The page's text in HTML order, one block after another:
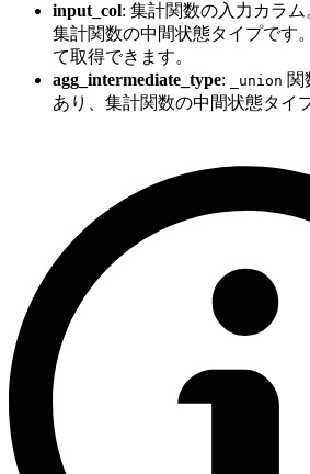
input_col: 集計関数の入力カラ
集計関数の中間状態タイプです。
て取得できます。
agg_intermediate_type: _union 関
あり、集計関数の中間状態タイ